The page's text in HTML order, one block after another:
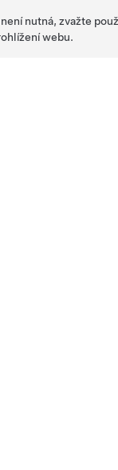
nutná, zvažte
webu.